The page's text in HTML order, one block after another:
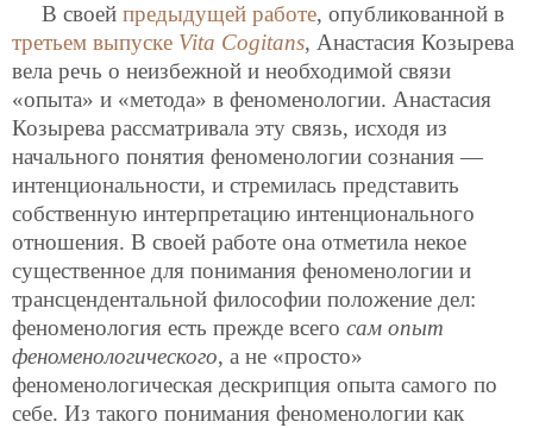
В своей предыдущей работе, опубликованной в
третьем выпуске Vita Cogitans, Анастасия Козырева
вела речь о неизбежной и необходимой связи
«опыта» и «метода» в феноменологии. Анастасия
Козырева рассматривала эту связь, исходя из
начального понятия феноменологии сознания —
интенциональности, и стремилась представить
собственную интерпретацию интенционального
отношения. В своей работе она отметила некое
существенное для понимания феноменологии и
трансцендентальной философии положение дел:
феноменология есть прежде всего сам опыт
феноменологического, а не «просто»
феноменологическая дескрипция опыта самого по
себе. Из такого понимания феноменологии как